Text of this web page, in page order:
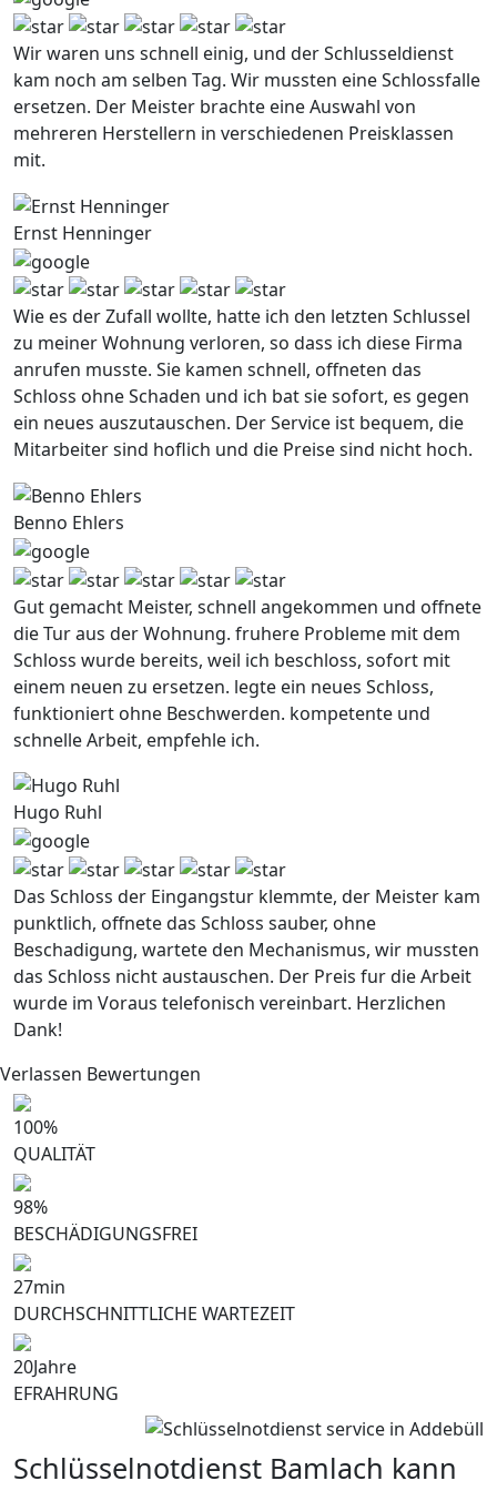
Wir waren uns schnell einig, und der Schlusseldienst
kam noch am selben Tag. Wir mussten eine Schlossfalle
ersetzen. Der Meister brachte eine Auswahl von
mehreren Herstellern in verschiedenen Preisklassen
mit.
Ernst Henninger
Wie es der Zufall wollte, hatte ich den letzten Schlussel
zu meiner Wohnung verloren, so dass ich diese Firma
anrufen musste. Sie kamen schnell, offneten das
Schloss ohne Schaden und ich bat sie sofort, es gegen
ein neues auszutauschen. Der Service ist bequem, die
Mitarbeiter sind hoflich und die Preise sind nicht hoch.
Benno Ehlers
Gut gemacht Meister, schnell angekommen und offnete
die Tur aus der Wohnung. fruhere Probleme mit dem
Schloss wurde bereits, weil ich beschloss, sofort mit
einem neuen zu ersetzen. legte ein neues Schloss,
funktioniert ohne Beschwerden. kompetente und
schnelle Arbeit, empfehle ich.
Hugo Ruhl
Das Schloss der Eingangstur klemmte, der Meister kam
punktlich, offnete das Schloss sauber, ohne
Beschadigung, wartete den Mechanismus, wir mussten
das Schloss nicht austauschen. Der Preis fur die Arbeit
wurde im Voraus telefonisch vereinbart. Herzlichen
Dank!
Verlassen Bewertungen
100%
QUALITÄT
98%
BESCHÄDIGUNGSFREI
27min
DURCHSCHNITTLICHE WARTEZEIT
20Jahre
EFRAHRUNG
Schlüsselnotdienst Bamlach kann